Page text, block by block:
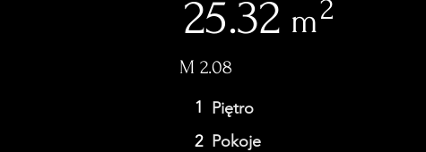
25.32 m2
M 2.08
1
Piętro
2 Pokoje